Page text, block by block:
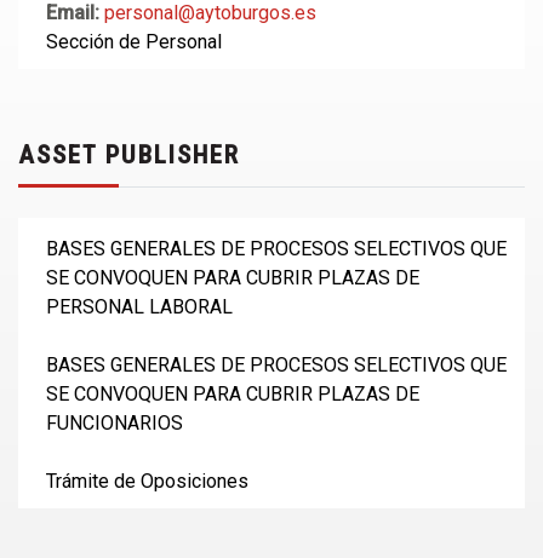
Email: personal@aytoburgos.es
Sección de Personal
ASSET PUBLISHER
BASES GENERALES DE PROCESOS SELECTIVOS QUE
SE CONVOQUEN PARA CUBRIR PLAZAS DE
PERSONAL LABORAL
BASES GENERALES DE PROCESOS SELECTIVOS QUE
SE CONVOQUEN PARA CUBRIR PLAZAS DE
FUNCIONARIOS
Trámite de Oposiciones